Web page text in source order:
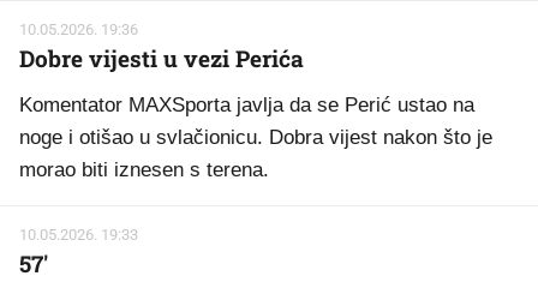
10.05.2026. 19:36
Dobre vijesti u vezi Perića
Komentator MAXSporta javlja da se Perić ustao na
noge i otišao u svlačionicu. Dobra vijest nakon što je
morao biti iznesen s terena.
10.05.2026. 19:33
57'